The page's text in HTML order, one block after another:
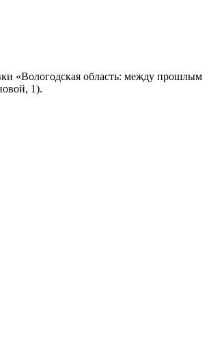
«Вологодская область: между прошлым
1).